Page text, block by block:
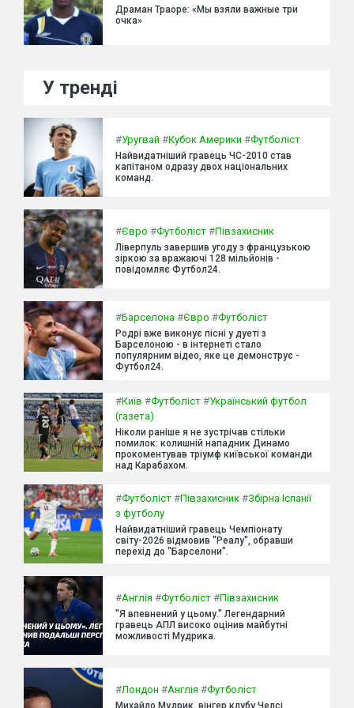
Драман Траоре: «Мы взяли важные три
очка»
У тренді
#Уругвай #Кубок Америки #Футболіст
Найвидатніший гравець ЧС-2010 став
капітаном одразу двох національних
команд.
#Євро #Футболіст #Півзахисник
Ліверпуль завершив угоду з французькою
зіркою за вражаючі 128 мільйонів -
повідомляє Футбол24.
#Барселона #Євро #Футболіст
Родрі вже виконує пісні у дуеті з
Барселоною - в інтернеті стало
популярним відео, яке це демонструє -
Футбол24.
#Київ #Футболіст #Український футбол
(газета)
Ніколи раніше я не зустрічав стільки
помилок: колишній нападник Динамо
прокоментував тріумф київської команди
над Карабахом.
#Футболіст #Півзахисник #Збірна Іспанії
з футболу
Найвидатніший гравець Чемпіонату
світу-2026 відмовив "Реалу", обравши
перехід до "Барселони".
#Англія #Футболіст #Півзахисник
"Я впевнений у цьому." Легендарний
гравець АПЛ високо оцінив майбутні
можливості Мудрика.
#Лондон #Англія #Футболіст
Михайло Мудрик, вінгер клубу Челсі,